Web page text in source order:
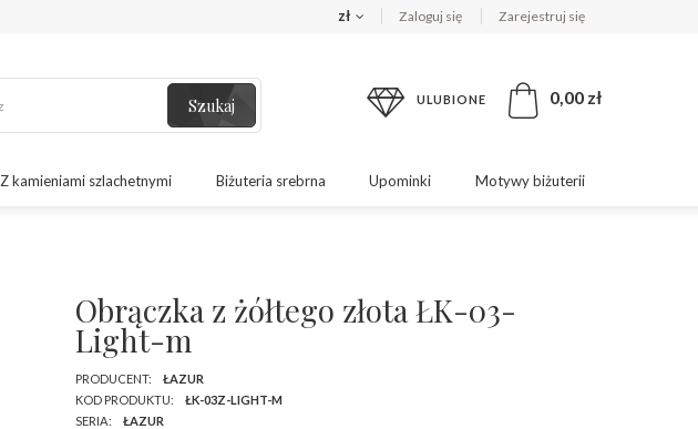
zł Zaloguj się Zarejestruj się
Szukaj ULUBIONE 0,00 zł
Z kamieniami szlachetnymi Biżuteria srebrna Upominki Motywy biżuterii
Obrączka z żółtego złota ŁK-03-
Light-m
PRODUCENT:
ŁAZUR
KOD PRODUKTU:
ŁK-03Z-LIGHT-M
SERIA:
ŁAZUR